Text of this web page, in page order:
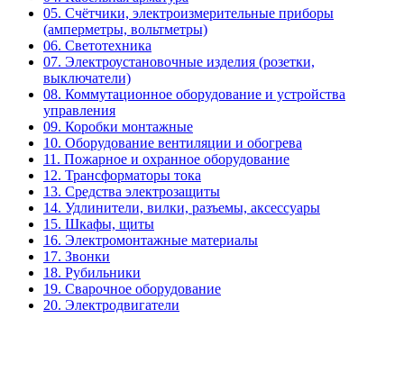
05. Счётчики, электроизмерительные приборы
(амперметры, вольтметры)
06. Светотехника
07. Электроустановочные изделия (розетки,
выключатели)
08. Коммутационное оборудование и устройства
управления
09. Коробки монтажные
10. Оборудование вентиляции и обогрева
11. Пожарное и охранное оборудование
12. Трансформаторы тока
13. Средства электрозащиты
14. Удлинители, вилки, разъемы, аксессуары
15. Шкафы, щиты
16. Электромонтажные материалы
17. Звонки
18. Рубильники
19. Сварочное оборудование
20. Электродвигатели